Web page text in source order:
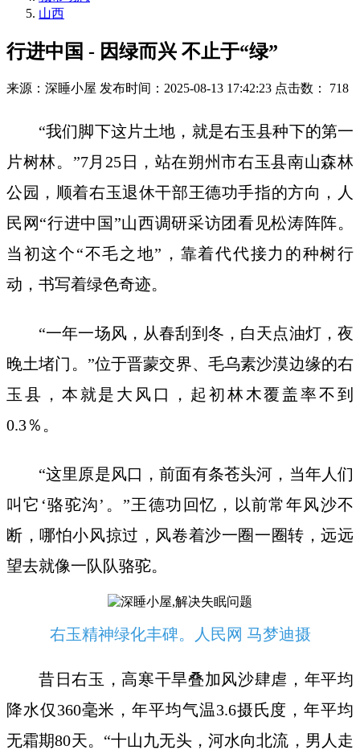
山西
行进中国 - 因绿而兴 不止于“绿”
来源：深睡小屋 发布时间：2025-08-13 17:42:23 点击数： 718
“我们脚下这片土地，就是右玉县种下的第一
片树林。”7月25日，站在朔州市右玉县南山森林
公园，顺着右玉退休干部王德功手指的方向，人
民网“行进中国”山西调研采访团看见松涛阵阵。
当初这个“不毛之地”，靠着代代接力的种树行
动，书写着绿色奇迹。
“一年一场风，从春刮到冬，白天点油灯，夜
晚土堵门。”位于晋蒙交界、毛乌素沙漠边缘的右
玉县，本就是大风口，起初林木覆盖率不到
0.3％。
“这里原是风口，前面有条苍头河，当年人们
叫它‘骆驼沟’。”王德功回忆，以前常年风沙不
断，哪怕小风掠过，风卷着沙一圈一圈转，远远
望去就像一队队骆驼。
右玉精神绿化丰碑。人民网 马梦迪摄
昔日右玉，高寒干旱叠加风沙肆虐，年平均
降水仅360毫米，年平均气温3.6摄氏度，年平均
无霜期80天。“十山九无头，河水向北流，男人走